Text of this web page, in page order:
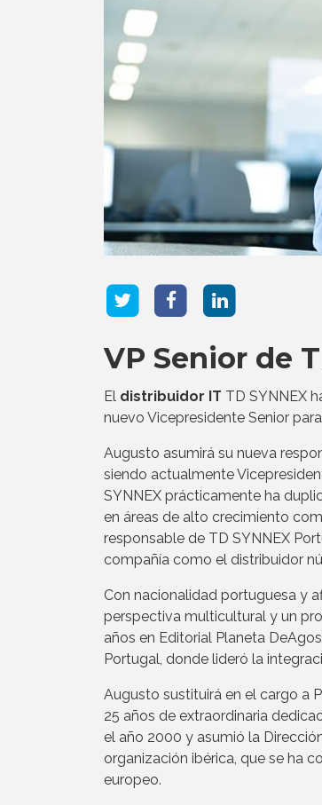
VP Senior de
El distribuidor IT TD SYNNEX
nuevo Vicepresidente Senior
Augusto asumirá su nueva
siendo actualmente
SYNNEX prácticamente ha
en áreas de alto crecimiento
responsable de TD SYNNEX
compañía como el distribuidor
Con nacionalidad portuguesa y
perspectiva multicultural y un
años en Editorial Planeta
Portugal, donde lideró la
Augusto sustituirá en el cargo a
25 años de extraordinaria
el año 2000 y asumió la
organización ibérica, que se ha
europeo.